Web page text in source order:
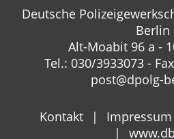
Deutsche
Berlin
Alt-Moabit 96 a -
Tel.: 030/3933073 -
post@dpolg-
Kontakt Impressum